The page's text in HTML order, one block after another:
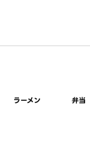
ラーメン 弁当